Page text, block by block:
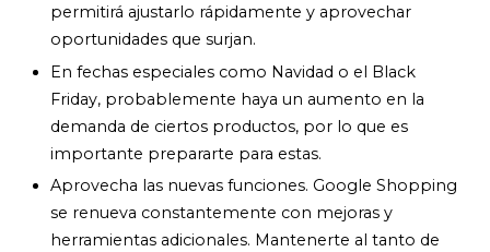
permitirá ajustarlo rápidamente y aprovechar
oportunidades que surjan.
En fechas especiales como Navidad o el Black
Friday, probablemente haya un aumento en la
demanda de ciertos productos, por lo que es
importante prepararte para estas.
Aprovecha las nuevas funciones. Google Shopping
se renueva constantemente con mejoras y
herramientas adicionales. Mantenerte al tanto de